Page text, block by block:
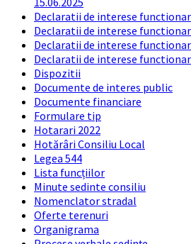
Declaratii de interese
Declaratii de interese
Declaratii de interese
Declaratii de interese
Dispozitii
Documente de interes public
Documente financiare
Formulare tip
Hotarari 2022
Hotărâri Consiliu Local
Legea 544
Lista funcțiilor
Minute sedinte consiliu
Nomenclator stradal
Oferte terenuri
Organigrama